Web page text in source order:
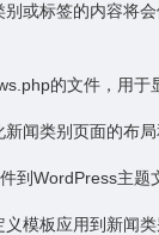
或标签的内容将
的⽂件，⽤于
闻类别页⾯的布局
到WordPress主题
模板应⽤到新闻类